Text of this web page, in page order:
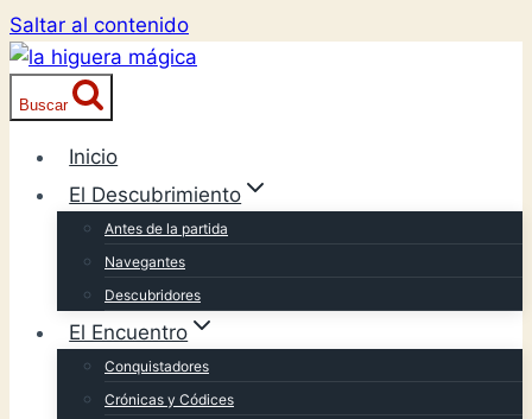
Saltar al contenido
Buscar
Inicio
El Descubrimiento
Antes de la partida
Navegantes
Descubridores
El Encuentro
Conquistadores
Crónicas y Códices